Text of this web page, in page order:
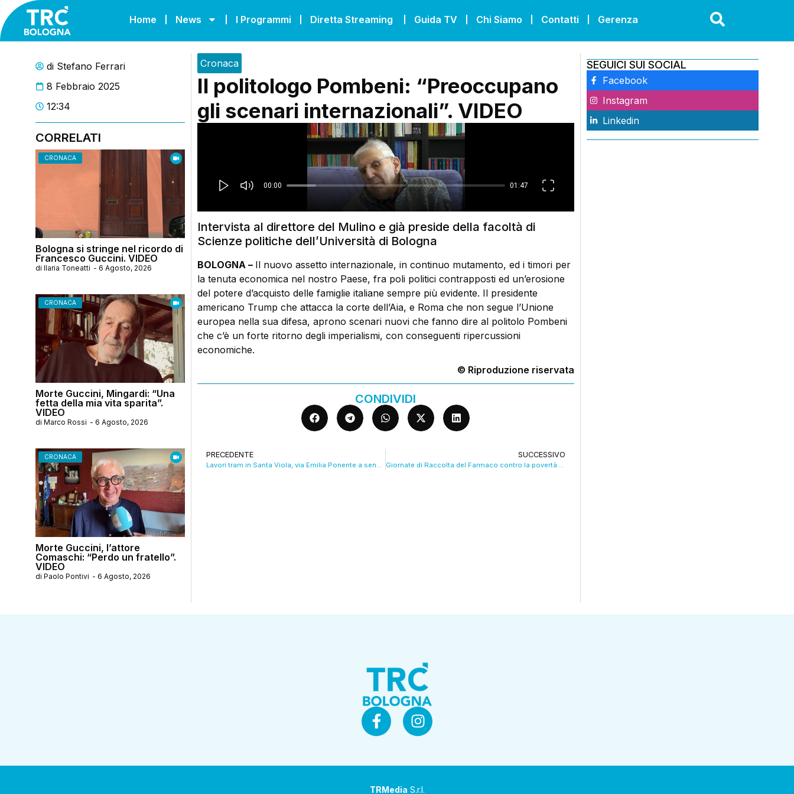
Home News I Programmi Diretta Streaming Guida TV Chi Siamo Contatti Gerenza
di Stefano Ferrari
8 Febbraio 2025
12:34
CORRELATI
CRONACA
Bologna si stringe nel ricordo di
Francesco Guccini. VIDEO
di Ilaria Toneatti - 6 Agosto, 2026
CRONACA
Morte Guccini, Mingardi: “Una
fetta della mia vita sparita”.
VIDEO
di Marco Rossi - 6 Agosto, 2026
CRONACA
Morte Guccini, l’attore
Comaschi: “Perdo un fratello”.
VIDEO
di Paolo Pontivi - 6 Agosto, 2026
Cronaca
Il politologo Pombeni: “Preoccupano
gli scenari internazionali”. VIDEO
Intervista al direttore del Mulino e già preside della facoltà di
Scienze politiche dell’Università di Bologna
BOLOGNA – Il nuovo assetto internazionale, in continuo mutamento, ed i timori per
la tenuta economica nel nostro Paese, fra poli politici contrapposti ed un’erosione
del potere d’acquisto delle famiglie italiane sempre più evidente. Il presidente
americano Trump che attacca la corte dell’Aia, e Roma che non segue l’Unione
europea nella sua difesa, aprono scenari nuovi che fanno dire al politolo Pombeni
che c’è un forte ritorno degli imperialismi, con conseguenti ripercussioni
economiche.
© Riproduzione riservata
CONDIVIDI
PRECEDENTE
Lavori tram in Santa Viola, via Emilia Ponente a senso unico
SUCCESSIVO
Giornate di Raccolta del Farmaco contro la povertà sanitaria
SEGUICI SUI SOCIAL
Facebook
Instagram
Linkedin
TRMedia S.r.l.